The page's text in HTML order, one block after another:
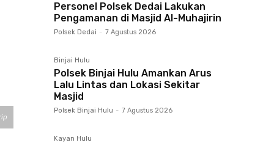
Personel Polsek Dedai Lakukan
Pengamanan di Masjid Al-Muhajirin
Polsek Dedai - 7 Agustus 2026
Binjai Hulu
Polsek Binjai Hulu Amankan Arus
Lalu Lintas dan Lokasi Sekitar
Masjid
Polsek Binjai Hulu - 7 Agustus 2026
Kayan Hulu